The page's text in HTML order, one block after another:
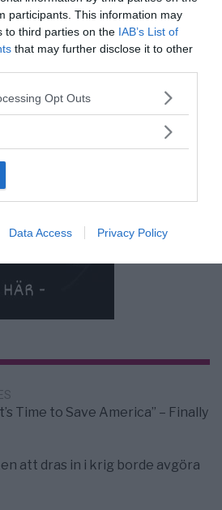
participants. This information may
to third parties on the IAB’s List of
that may further disclose it to other
app uses one or more Google
usage behaviour. You may click to
specified purposes in below Google
Opt Outs
Data Access Privacy Policy
Time to Save America” – Finally
att dras in i krig borde avgöra